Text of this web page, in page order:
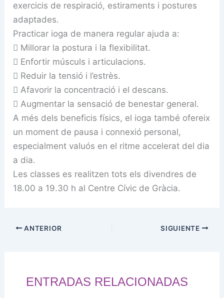
exercicis de respiració, estiraments i postures
adaptades.
Practicar ioga de manera regular ajuda a:
 Millorar la postura i la flexibilitat.
 Enfortir músculs i articulacions.
 Reduir la tensió i l’estrès.
 Afavorir la concentració i el descans.
 Augmentar la sensació de benestar general.
A més dels beneficis físics, el ioga també ofereix
un moment de pausa i connexió personal,
especialment valuós en el ritme accelerat del dia
a dia.
Les classes es realitzen tots els divendres de
18.00 a 19.30 h al Centre Cívic de Gràcia.
ANTERIOR SIGUIENTE
ENTRADAS RELACIONADAS